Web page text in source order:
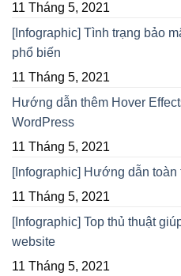
11 Tháng 5, 2021
[Infographic] Tình trạng bảo
phổ biến
11 Tháng 5, 2021
Hướng dẫn thêm Hover
WordPress
11 Tháng 5, 2021
[Infographic] Hướng dẫn
11 Tháng 5, 2021
[Infographic] Top thủ thuật
website
11 Tháng 5, 2021